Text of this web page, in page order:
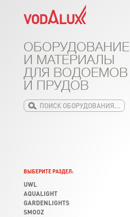
ОБОРУДОВАНИЕ
И МАТЕРИАЛЫ
ДЛЯ ВОДОЕМОВ
И ПРУДОВ
ВЫБЕРИТЕ РАЗДЕЛ:
UWL
AQUALIGHT
GARDENLIGHTS
SMOOZ